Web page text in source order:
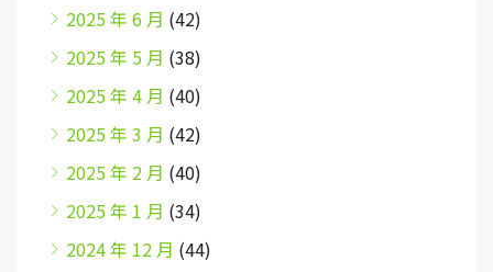
2025 年 6 月 (42)
2025 年 5 月 (38)
2025 年 4 月 (40)
2025 年 3 月 (42)
2025 年 2 月 (40)
2025 年 1 月 (34)
2024 年 12 月 (44)